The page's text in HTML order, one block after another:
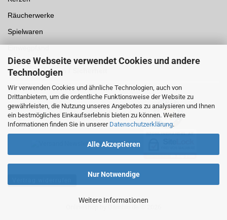
Diese Webseite verwendet Cookies und andere
Technologien
Wir verwenden Cookies und ähnliche Technologien, auch von
Drittanbietern, um die ordentliche Funktionsweise der Website zu
gewährleisten, die Nutzung unseres Angebotes zu analysieren und Ihnen
ein bestmögliches Einkaufserlebnis bieten zu können. Weitere
Informationen finden Sie in unserer Datenschutzerklärung.
Alle Akzeptieren
Nur Notwendige
Weitere Informationen
Räucherwerke
Spielwaren
Auszeichnungen /